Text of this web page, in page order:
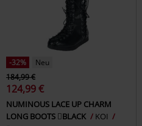
-32%
Neu
184,99 €
124,99 €
NUMINOUS LACE UP CHARM
LONG BOOTS BLACK
KOI